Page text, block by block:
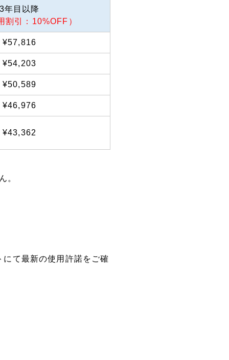
3年目以降
割引：10%OFF）
¥57,816
¥54,203
¥50,589
¥46,976
¥43,362
。
て最新の使用許諾をご確